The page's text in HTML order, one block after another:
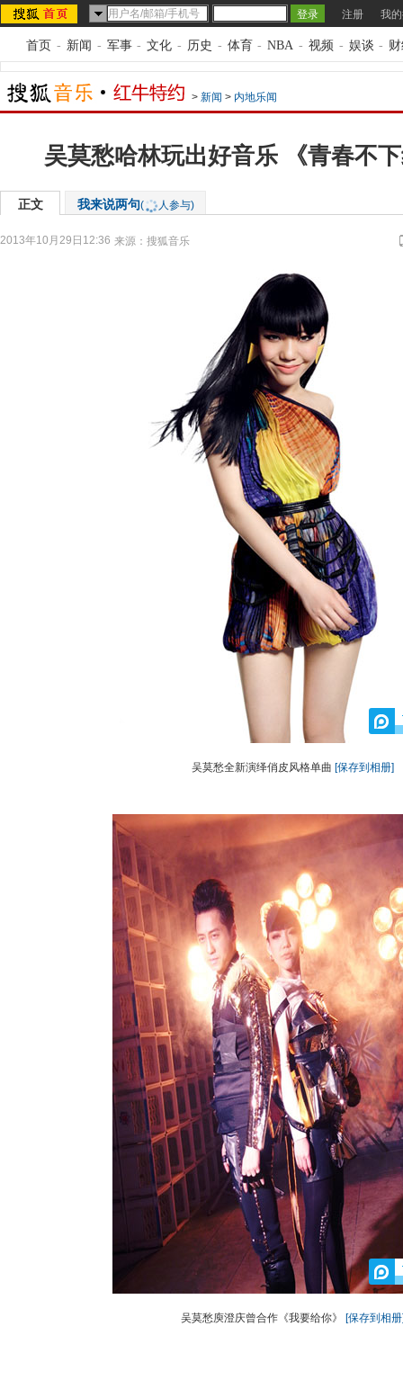
注册 我
首页 - 新闻 - 军事 - 文化 - 历史 - 体育 - NBA - 视频 - 娱谈 -
> 新闻 > 内地乐闻
吴莫愁哈林玩出好音乐 《青春不
正文 我来说两句( 人参与)
2013年10月29日12:36 来源： 搜狐音乐
吴莫愁全新演绎俏皮风格单曲 [保存到相册]
吴莫愁庾澄庆曾合作《我要给你》 [保存到相